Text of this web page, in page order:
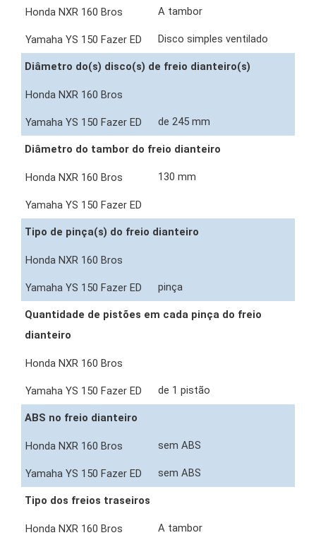
A tambor
Disco simples ventilado
Diâmetro do(s) disco(s) de freio dianteiro(s)
de 245 mm
Diâmetro do tambor do freio dianteiro
130 mm
Tipo de pinça(s) do freio dianteiro
pinça
Quantidade de pistões em cada pinça do freio
dianteiro
de 1 pistão
ABS no freio dianteiro
sem ABS
sem ABS
Tipo dos freios traseiros
A tambor